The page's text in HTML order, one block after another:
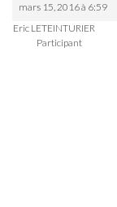
mars 15, 2016 à 6:59
Eric LETEINTURIER
Participant